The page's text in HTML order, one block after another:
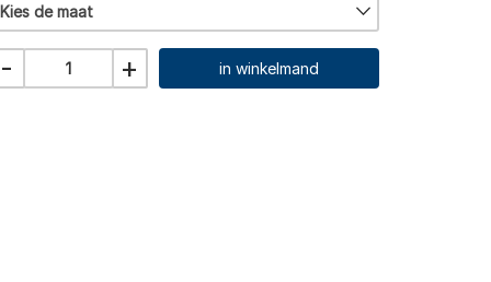
Kies de maat
- + in winkelmand